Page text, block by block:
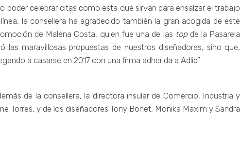
poder celebrar citas como esta que sirvan para ensalzar el trabajo
la consellera ha agradecido también la gran acogida de este
de Malena Costa, quien fue una de las topde la Pasarela
las maravillosas propuestas de nuestros diseñadores, sino que,
a casarse en 2017 con una firma adherida a Adlib”.
de la consellera, la directora insular de Comercio, Industria y
Torres, y de los diseñadores Tony Bonet, Monika Maxim y Sandra